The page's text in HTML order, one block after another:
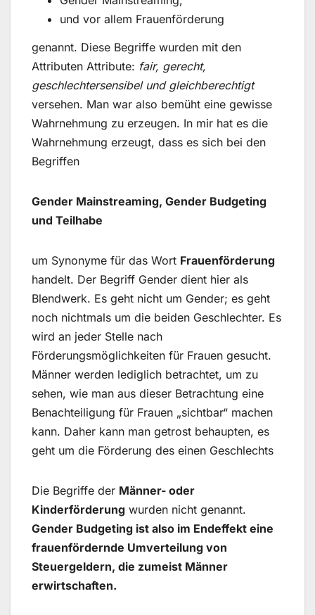
und vor allem Frauenförderung
genannt. Diese Begriffe wurden mit den
Attributen Attribute: fair, gerecht,
geschlechtersensibel und gleichberechtigt
versehen. Man war also bemüht eine gewisse
Wahrnehmung zu erzeugen. In mir hat es die
Wahrnehmung erzeugt, dass es sich bei den
Begriffen
Gender Mainstreaming, Gender Budgeting
und Teilhabe
um Synonyme für das Wort Frauenförderung
handelt. Der Begriff Gender dient hier als
Blendwerk. Es geht nicht um Gender; es geht
noch nichtmals um die beiden Geschlechter. Es
wird an jeder Stelle nach
Förderungsmöglichkeiten für Frauen gesucht.
Männer werden lediglich betrachtet, um zu
sehen, wie man aus dieser Betrachtung eine
Benachteiligung für Frauen „sichtbar“ machen
kann. Daher kann man getrost behaupten, es
geht um die Förderung des einen Geschlechts
Die Begriffe der Männer- oder
Kinderförderung wurden nicht genannt.
Gender Budgeting ist also im Endeffekt eine
frauenfördernde Umverteilung von
Steuergeldern, die zumeist Männer
erwirtschaften.